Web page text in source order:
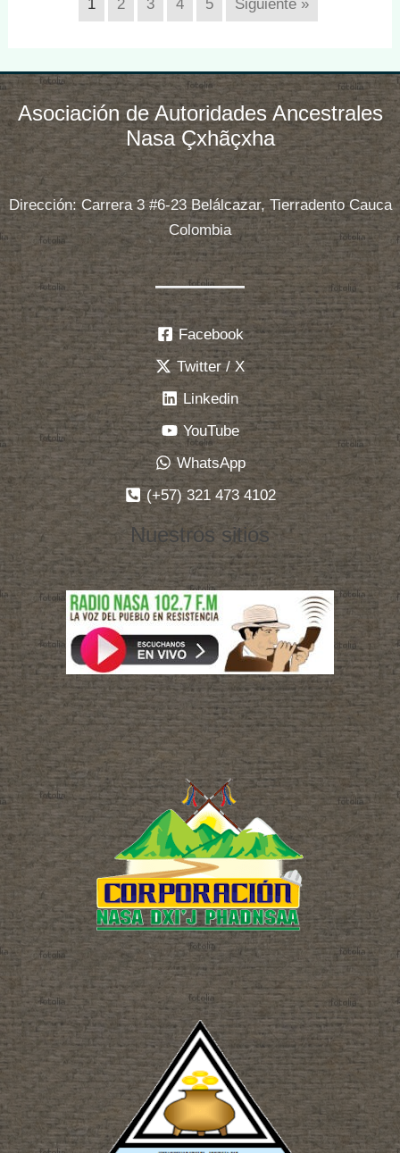
1 2 3 4 5 Siguiente »
Asociación de Autoridades Ancestrales
Nasa Çxhãçxha
Dirección: Carrera 3 #6-23 Belálcazar, Tierradento Cauca
Colombia
Facebook
Twitter / X
Linkedin
YouTube
WhatsApp
(+57) 321 473 4102
Nuestros sitios